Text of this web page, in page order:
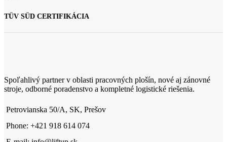
TÜV SÜD CERTIFIKÁCIA
Spoľahlivý partner v oblasti pracovných plošín, nové aj zánovné
stroje, odborné poradenstvo a kompletné logistické riešenia.
Petrovianska 50/A, SK, Prešov
Phone: +421 918 614 074